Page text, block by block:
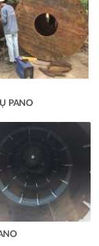
PANO